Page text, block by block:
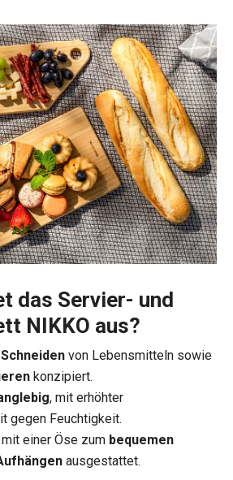
das Servier- und
NIKKO aus?
Schneiden von Lebensmitteln sowie
konzipiert.
, mit erhöhter
gegen Feuchtigkeit.
einer Öse zum bequemen
ausgestattet.